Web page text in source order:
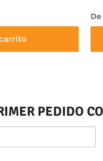
PEDIDO